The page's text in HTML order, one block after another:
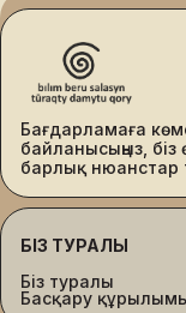
Бағдарламаға
байланысыңыз, біз
барлық нюанстар
БІЗ ТУРАЛЫ
Біз туралы
Басқару